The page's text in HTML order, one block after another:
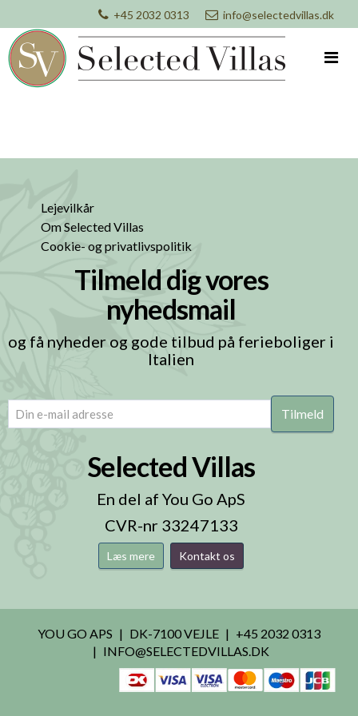
+45 2032 0313 info@selectedvillas.dk
Lejevilkår
Om Selected Villas
Cookie- og privatlivspolitik
Tilmeld dig vores
nyhedsmail
og få nyheder og gode tilbud på ferieboliger i
Italien
(Påkrævet)
Selected Villas
En del af You Go ApS
CVR-nr 33247133
Læs mere Kontakt os
YOU GO APS DK-7100 VEJLE
+45 2032 0313
INFO@SELECTEDVILLAS.DK